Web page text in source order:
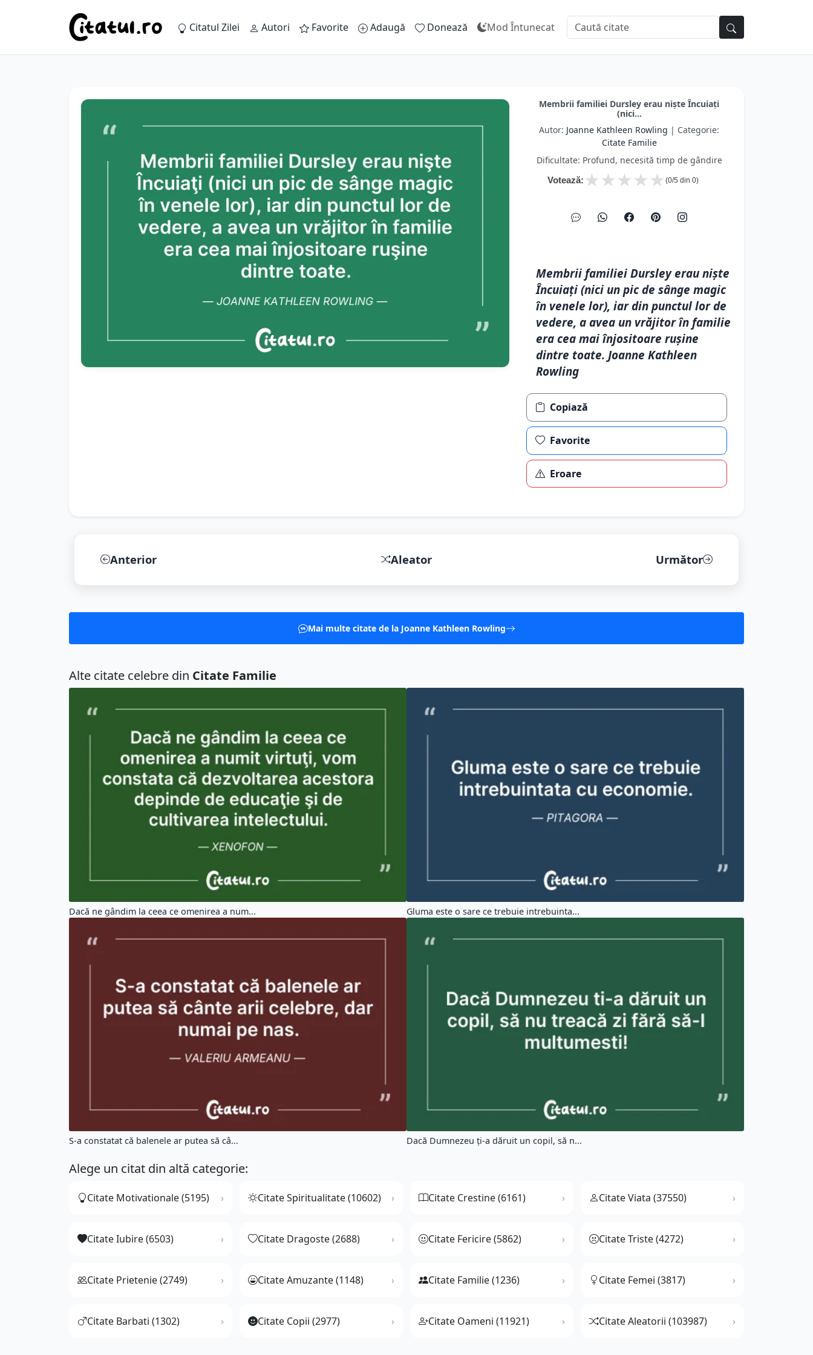
Citatul Zilei Autori Favorite Adaugă Donează Mod Întunecat
Membrii familiei Dursley erau nişte Încuiaţi
(nici...
Autor: Joanne Kathleen Rowling | Categorie:
Citate Familie
Dificultate: Profund, necesită timp de gândire
Votează: ★
★
★
★
★ (0/5 din 0)
Membrii familiei Dursley erau nişte
Încuiaţi (nici un pic de sânge magic
în venele lor), iar din punctul lor de
vedere, a avea un vrăjitor în familie
era cea mai înjositoare ruşine
dintre toate. Joanne Kathleen
Rowling
Copiază
Favorite
Eroare
Anterior Aleator Următor
Mai multe citate de la Joanne Kathleen Rowling
Alte citate celebre din Citate Familie
Dacă ne gândim la ceea ce omenirea a num... Gluma este o sare ce trebuie intrebuinta...
S-a constatat că balenele ar putea să câ... Dacă Dumnezeu ți-a dăruit un copil, să n...
Alege un citat din altă categorie:
Citate Motivationale (5195) Citate Spiritualitate (10602) Citate Crestine (6161) Citate Viata (37550)
Citate Iubire (6503) Citate Dragoste (2688) Citate Fericire (5862) Citate Triste (4272)
Citate Prietenie (2749) Citate Amuzante (1148) Citate Familie (1236) Citate Femei (3817)
Citate Barbati (1302) Citate Copii (2977) Citate Oameni (11921) Citate Aleatorii (103987)